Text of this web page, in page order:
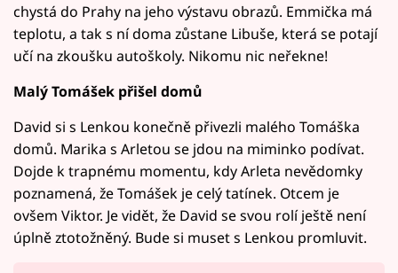
chystá do Prahy na jeho výstavu obrazů. Emmička má
teplotu, a tak s ní doma zůstane Libuše, která se potají
učí na zkoušku autoškoly. Nikomu nic neřekne!
Malý Tomášek přišel domů
David si s Lenkou konečně přivezli malého Tomáška
domů. Marika s Arletou se jdou na miminko podívat.
Dojde k trapnému momentu, kdy Arleta nevědomky
poznamená, že Tomášek je celý tatínek. Otcem je
ovšem Viktor. Je vidět, že David se svou rolí ještě není
úplně ztotožněný. Bude si muset s Lenkou promluvit.